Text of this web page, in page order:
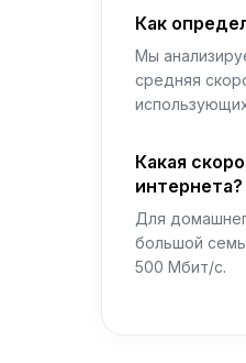
Как
Мы
средняя
Какая
интернета?
Для
большой
500 Мбит/с.